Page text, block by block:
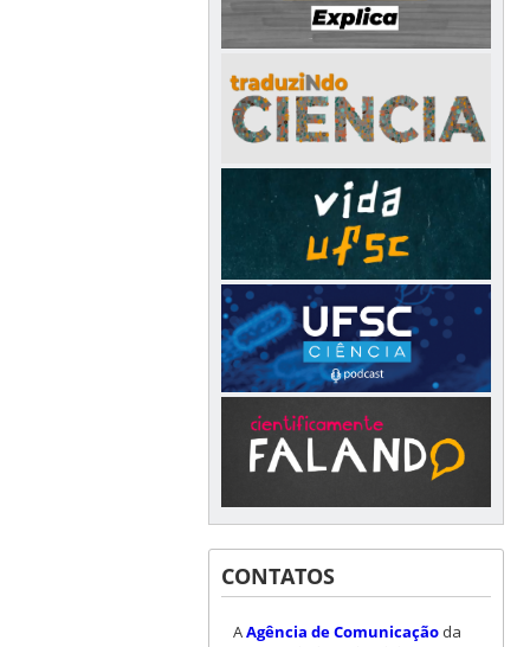
CONTATOS
AAgência de Comunicaçãoda